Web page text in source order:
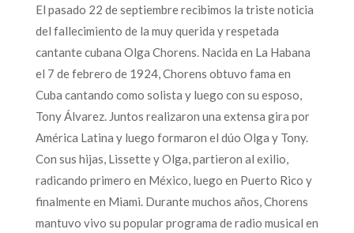
El pasado 22 de septiembre recibimos la triste noticia
del fallecimiento de la muy querida y respetada
cantante cubana Olga Chorens. Nacida en La Habana
el 7 de febrero de 1924, Chorens obtuvo fama en
Cuba cantando como solista y luego con su esposo,
Tony Álvarez. Juntos realizaron una extensa gira por
América Latina y luego formaron el dúo Olga y Tony.
Con sus hijas, Lissette y Olga, partieron al exilio,
radicando primero en México, luego en Puerto Rico y
finalmente en Miami. Durante muchos años, Chorens
mantuvo vivo su popular programa de radio musical en